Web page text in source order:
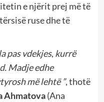
e njërit prej më të
ruse dhe të
pas vdekjes, kurrë
Madje edhe
më lehtë ”, thotë
Ahmatova(Ana